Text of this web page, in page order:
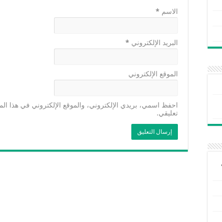
الاسم *
البريد الإلكتروني *
الموقع الإلكتروني
احفظ اسمي، بريدي الإلكتروني، والموقع الإلكتروني في هذا
تعليقي.